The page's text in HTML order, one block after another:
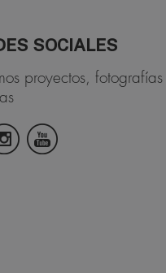
SOCIALES
proyectos, fotografías